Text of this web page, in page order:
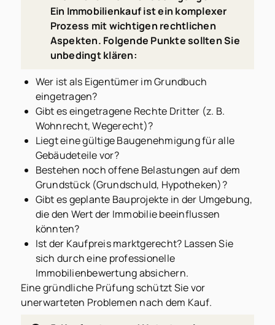
Ein Immobilienkauf ist ein komplexer
Prozess mit wichtigen rechtlichen
Aspekten. Folgende Punkte sollten Sie
unbedingt klären:
Wer ist als Eigentümer im Grundbuch
eingetragen?
Gibt es eingetragene Rechte Dritter (z. B.
Wohnrecht, Wegerecht)?
Liegt eine gültige Baugenehmigung für alle
Gebäudeteile vor?
Bestehen noch offene Belastungen auf dem
Grundstück (Grundschuld, Hypotheken)?
Gibt es geplante Bauprojekte in der Umgebung,
die den Wert der Immobilie beeinflussen
könnten?
Ist der Kaufpreis marktgerecht? Lassen Sie
sich durch eine professionelle
Immobilienbewertung absichern.
Eine gründliche Prüfung schützt Sie vor
unerwarteten Problemen nach dem Kauf.